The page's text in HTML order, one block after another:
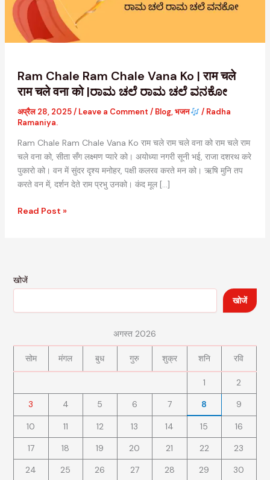
Ram Chale Ram Chale Vana Ko | राम चले
राम चले वना को |ರಾಮ ಚಲೆ ರಾಮ ಚಲೆ ವನಕೋ
अप्रैल 28, 2025/ Leave a Comment / Blog,भजन / Radha
Ramaniya.
Ram Chale Ram Chale Vana Ko राम चले राम चले वना को राम चले राम
चले वना को, सीता सँग लक्ष्मण प्यारे को। अयोध्या नगरी सूनी भई, राजा दशरथ करे
पुकारो को। वन में सुंदर दृश्य मनोहर, पक्षी कलरव करते मन को। ऋषि मुनि तप
करते वन में, दर्शन देते राम प्रभु उनको। कंद मूल […]
चले
राम
वना
को
ರಾಮ
ಚಲೆ
ರಾಮ
ಚಲೆ
ವನಕೋ
Read Post »
खोजें
खोजें
अगस्त 2026
सोम मंगल बुध गुरु शुक्र शनि रवि
1
2
3
4 5 6 7 8 9
10 11 12 13 14 15
16
17
18 19 20 21 22
23
24
25 26 27 28 29
30